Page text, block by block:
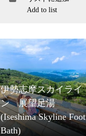
Add to list
伊勢志摩スカイライ
ン 展望足湯
(Iseshima Skyline Foot
Bath)